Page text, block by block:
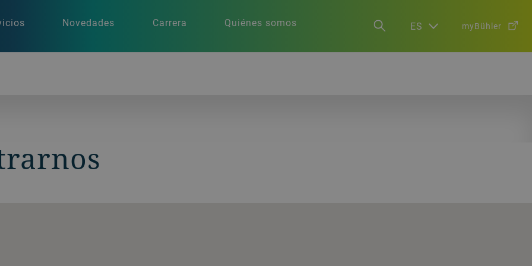
Novedades Carrera Quiénes somos ES myBühler